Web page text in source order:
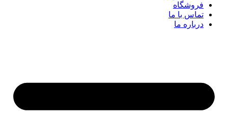
فروشگاه
تماس با ما
درباره ما